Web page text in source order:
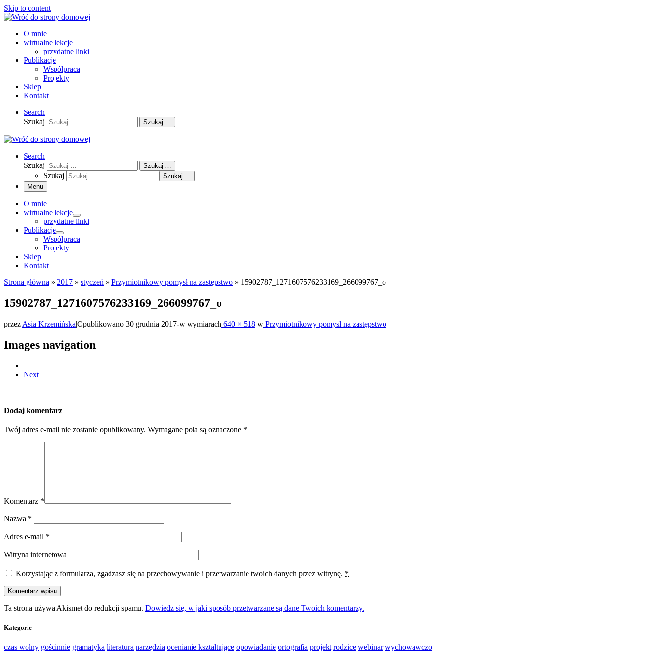
Skip to content
O mnie
wirtualne lekcje
przydatne linki
Publikacje
Współpraca
Projekty
Sklep
Kontakt
Search
Szukaj
Szukaj …
Search
Szukaj
Szukaj …
Szukaj
Szukaj …
Menu
O mnie
wirtualne lekcje
przydatne linki
Publikacje
Współpraca
Projekty
Sklep
Kontakt
Strona główna » 2017 » styczeń » Przymiotnikowy pomysł na zastępstwo » 15902787_1271607576233169_266099767_o
15902787_1271607576233169_266099767_o
przez Asia Krzemińska|Opublikowano 30 grudnia 2017-w wymiarach 640 × 518 w Przymiotnikowy pomysł na zastępstwo
Images navigation
Next
Dodaj komentarz
Twój adres e-mail nie zostanie opublikowany. Wymagane pola są oznaczone *
Komentarz *
Nazwa *
Adres e-mail *
Witryna internetowa
Korzystając z formularza, zgadzasz się na przechowywanie i przetwarzanie twoich danych przez witrynę. *
Ta strona używa Akismet do redukcji spamu. Dowiedz się, w jaki sposób przetwarzane są dane Twoich komentarzy.
Kategorie
czas wolny gościnnie gramatyka literatura narzędzia ocenianie kształtujące opowiadanie ortografia projekt rodzice webinar wychowawczo